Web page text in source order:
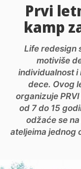
Prvi
kamp
Life redesign
motiviše
individualnost i
dece. Ovog
organizuje PRVI
od 7 do 15
odžaće se
ateljeima jednog